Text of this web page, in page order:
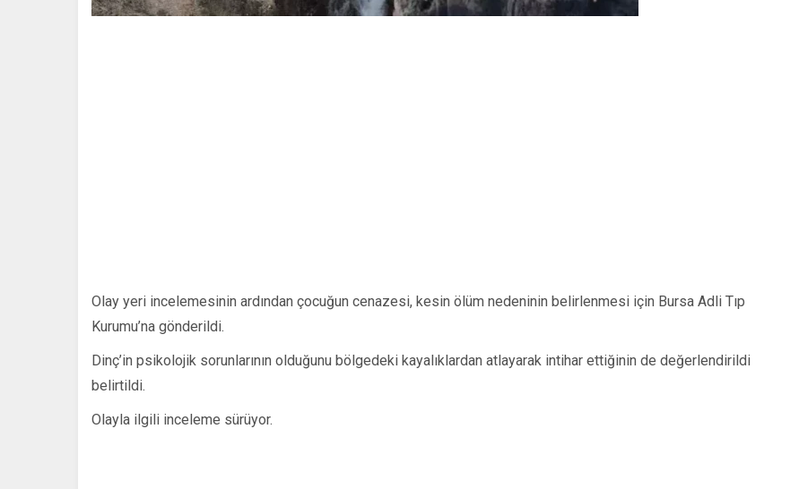
Olay yeri incelemesinin ardından çocuğun cenazesi, kesin ölüm nedeninin belirlenmesi için Bursa Adli Tıp
Kurumu’na gönderildi.
Dinç’in psikolojik sorunlarının olduğunu bölgedeki kayalıklardan atlayarak intihar ettiğinin de değerlendirildi
belirtildi.
Olayla ilgili inceleme sürüyor.